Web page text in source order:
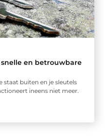
en betrouwbare
staat buiten en je sleutels
ineens niet meer.